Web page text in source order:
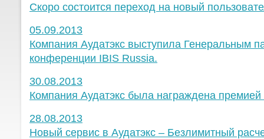
Скоро состоится переход на новый
05.09.2013
Компания Аудатэкс выступила Генеральным
конференции IBIS Russia.
30.08.2013
Компания Аудатэкс была награждена
28.08.2013
Новый сервис в Аудатэкс – Безлимитный